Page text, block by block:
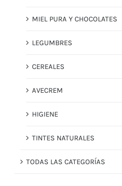
MIEL PURA Y CHOCOLATES
LEGUMBRES
CEREALES
AVECREM
HIGIENE
TINTES NATURALES
TODAS LAS CATEGORÍAS